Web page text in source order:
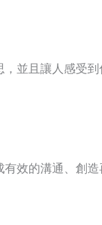
並且讓人感受
效的溝通、創造